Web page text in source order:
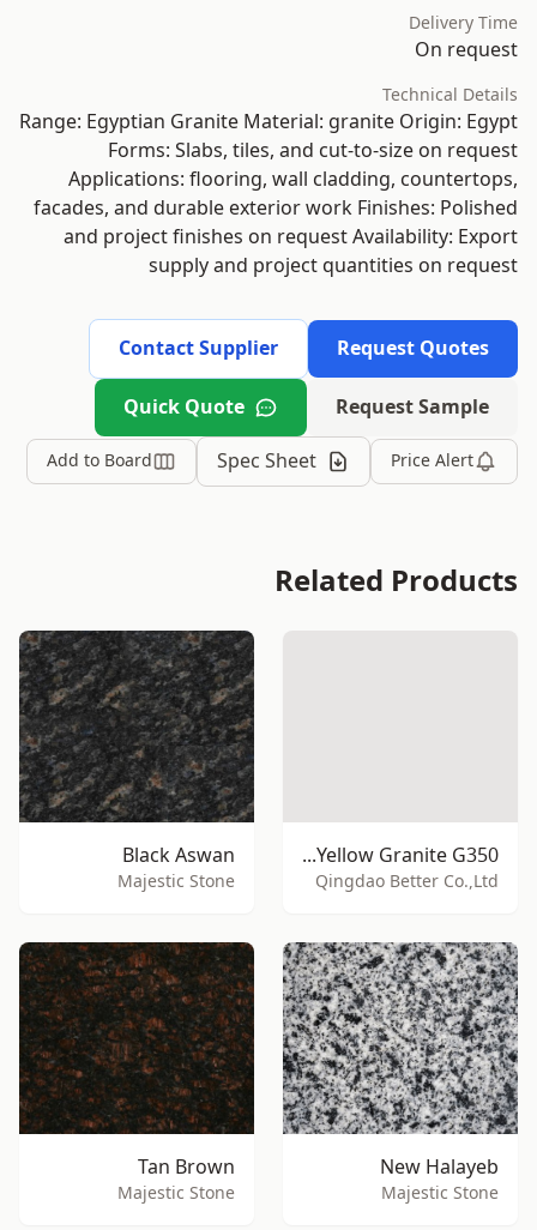
Delivery Time
On request
Technical Details
Range: Egyptian Granite Material: granite Origin: Egypt
Forms: Slabs, tiles, and cut-to-size on request
Applications: flooring, wall cladding, countertops,
facades, and durable exterior work Finishes: Polished
and project finishes on request Availability: Export
supply and project quantities on request
Request Quotes
Contact Supplier
Request Sample
Quick Quote
Price Alert
Spec Sheet
Add to Board
Related Products
Sell Rust Yellow Granite G350
Qingdao Better Co.,Ltd
Black Aswan
Majestic Stone
New Halayeb
Majestic Stone
Tan Brown
Majestic Stone